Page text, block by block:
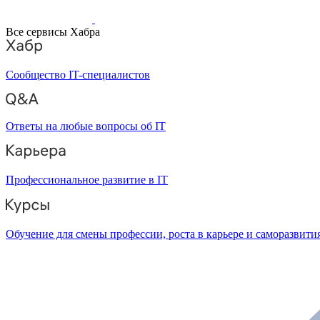
Все сервисы Хабра
Сообщество IT-специалистов
Ответы на любые вопросы об IT
Профессиональное развитие в IT
Обучение для смены профессии, роста в карьере и